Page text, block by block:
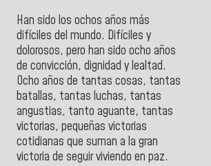
Han sido los ochos años más
difíciles del mundo. Difíciles y
dolorosos, pero han sido ocho años
de convicción, dignidad y lealtad.
Ocho años de tantas cosas, tantas
batallas, tantas luchas, tantas
angustias, tanto aguante, tantas
victorias, pequeñas victorias
cotidianas que suman a la gran
victoria de seguir viviendo en paz.